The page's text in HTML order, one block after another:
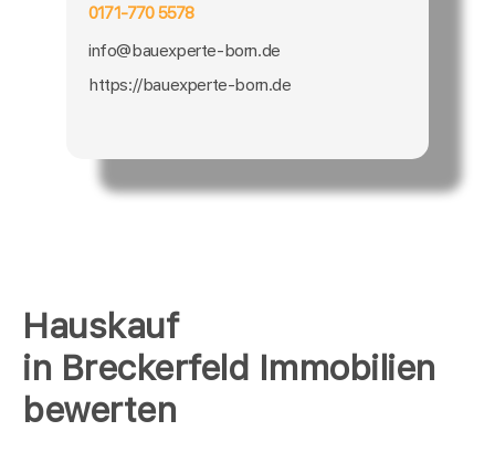
Hauskauf
in Breckerfeld Immobilien
bewerten
0171-770 5578
info@bauexperte-born.de
https://bauexperte-born.de